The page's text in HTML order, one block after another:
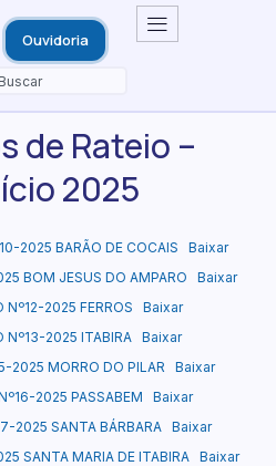
Ouvidoria
de Rateio –
2025
2025 BARÃO DE COCAIS
Baixar
BOM JESUS DO AMPARO
Baixar
Nº12-2025 FERROS
Baixar
Nº13-2025 ITABIRA
Baixar
2025 MORRO DO PILAR
Baixar
2025 PASSABEM
Baixar
2025 SANTA BÁRBARA
Baixar
SANTA MARIA DE ITABIRA
Baixar